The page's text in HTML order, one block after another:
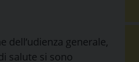
dell’udienza generale,
salute si sono